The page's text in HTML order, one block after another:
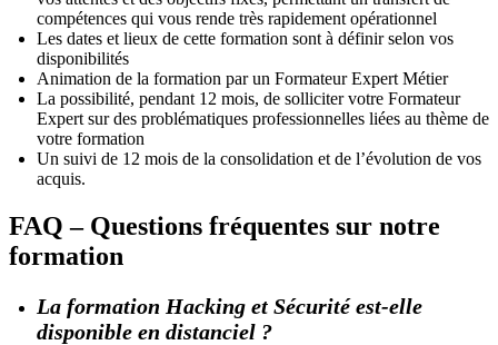
compétences qui vous rende très rapidement opérationnel
Les dates et lieux de cette formation sont à définir selon vos
disponibilités
Animation de la formation par un Formateur Expert Métier
La possibilité, pendant 12 mois, de solliciter votre Formateur
Expert sur des problématiques professionnelles liées au thème de
votre formation
Un suivi de 12 mois de la consolidation et de l’évolution de vos
acquis.
FAQ – Questions fréquentes sur notre
formation
La formation Hacking et Sécurité est-elle
disponible en distanciel ?